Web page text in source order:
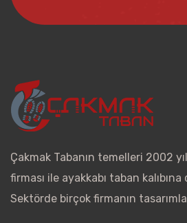
Çakmak Tabanın temelleri 2002
firması ile ayakkabı taban
Sektörde birçok firmanın